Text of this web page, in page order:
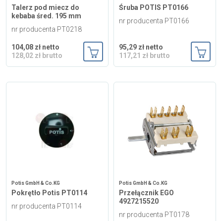
Talerz pod miecz do
kebaba śred. 195 mm
nr producenta PT0218
104,08 zł netto
128,02 zł brutto
Dodaj do koszyka
Śruba POTIS PT0166
nr producenta PT0166
95,29 zł netto
117,21 zł brutto
Potis GmbH & Co.KG
Pokrętło Potis PT0114
nr producenta PT0114
Potis GmbH & Co.KG
Przełącznik EGO
4927215520
nr producenta PT0178